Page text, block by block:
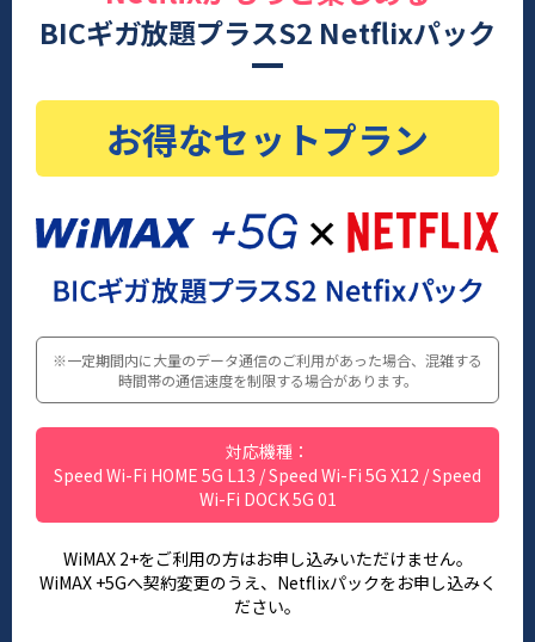
BICギガ放題プラスS2 Netflixパック
お得なセットプラン
※一定期間内に大量のデータ通信のご利用があった場合、混雑する
時間帯の通信速度を制限する場合があります。
対応機種：
Speed Wi-Fi HOME 5G L13 / Speed Wi-Fi 5G X12 / Speed
Wi-Fi DOCK 5G 01
WiMAX 2+をご利用の方はお申し込みいただけません。
WiMAX +5Gへ契約変更のうえ、Netflixパックをお申し込みく
ださい。